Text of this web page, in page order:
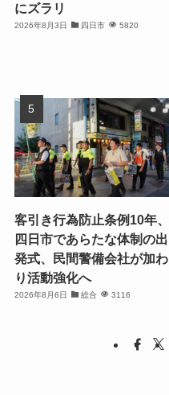
にズラリ
2026年8月3日 四日市 5820
客引き行為防止条例10年、
四日市であらたな体制の出
発式、民間警備会社が加わ
り活動強化へ
2026年8月6日 総合 3116